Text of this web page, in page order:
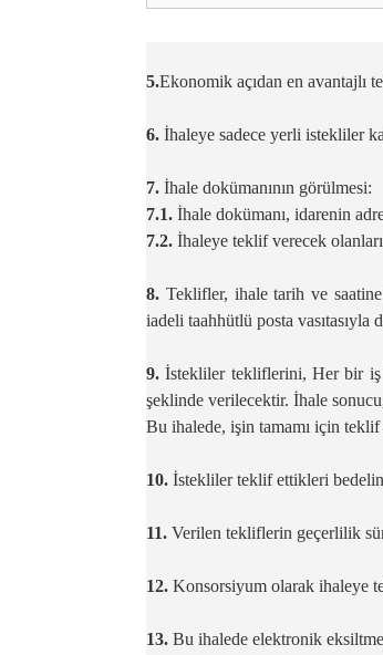
5.Ekonomik açıdan en avantajlı
6. İhaleye sadece yerli istekliler
7. İhale dokümanının görülmesi:
7.1. İhale dokümanı, idarenin
7.2. İhaleye teklif verecek
8. Teklifler, ihale tarih ve
iadeli taahhütlü posta vasıtasıyla
9. İstekliler tekliflerini, Her bir iş
şeklinde verilecektir. İhale
Bu ihalede, işin tamamı için
10. İstekliler teklif ettikleri
11. Verilen tekliflerin geçerlilik
12. Konsorsiyum olarak ihaleye
13. Bu ihalede elektronik eksiltme